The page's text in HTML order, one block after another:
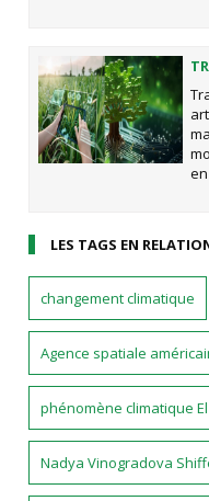
LES TAGS EN
changement climatique
Agence spatiale
phénomène climatique
Nadya Vinogradova